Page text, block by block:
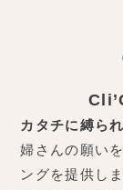
カタチに縛ら
婦さんの願い
ングを提供しま